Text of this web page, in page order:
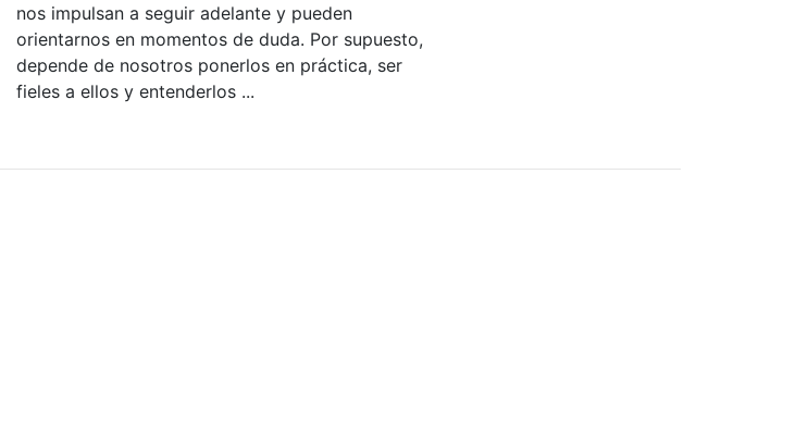
nos impulsan a seguir adelante y pueden
orientarnos en momentos de duda. Por supuesto,
depende de nosotros ponerlos en práctica, ser
fieles a ellos y entenderlos ...